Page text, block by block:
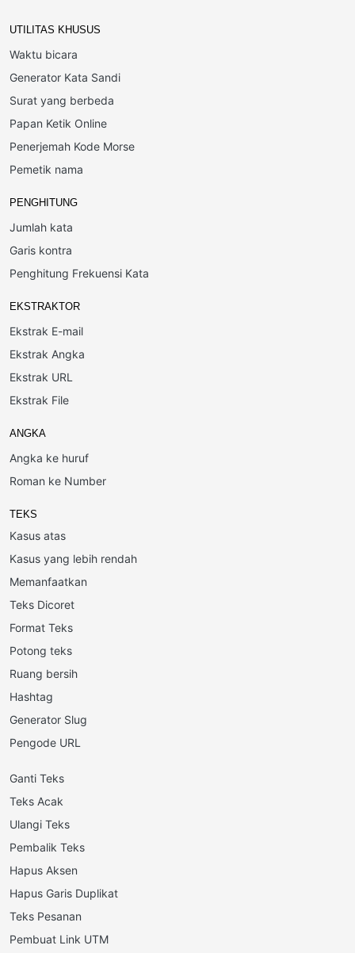
UTILITAS KHUSUS
Waktu bicara
Generator Kata Sandi
Surat yang berbeda
Papan Ketik Online
Penerjemah Kode Morse
Pemetik nama
PENGHITUNG
Jumlah kata
Garis kontra
Penghitung Frekuensi Kata
EKSTRAKTOR
Ekstrak E-mail
Ekstrak Angka
Ekstrak URL
Ekstrak File
ANGKA
Angka ke huruf
Roman ke Number
TEKS
Kasus atas
Kasus yang lebih rendah
Memanfaatkan
Teks Dicoret
Format Teks
Potong teks
Ruang bersih
Hashtag
Generator Slug
Pengode URL
Ganti Teks
Teks Acak
Ulangi Teks
Pembalik Teks
Hapus Aksen
Hapus Garis Duplikat
Teks Pesanan
Pembuat Link UTM